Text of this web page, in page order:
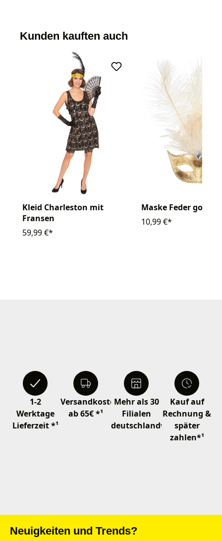
Kunden kauften auch
Kleid Charleston mit
Fransen
59,99 €*
Maske Feder gold
10,99 €*
1-2
Werktage
Lieferzeit *¹
Versandkostenfrei
ab 65€ *¹
Mehr als 30
Filialen
deutschlandweit
Kauf auf
Rechnung &
später
zahlen*¹
Neuigkeiten und Trends?